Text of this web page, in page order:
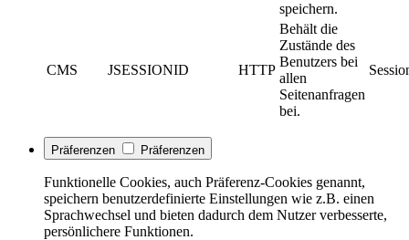
speichern.
CMS JSESSIONID HTTP
Behält die
Zustände des
Benutzers bei
allen
Seitenanfragen
bei.
Präferenzen Präferenzen
Funktionelle Cookies, auch Präferenz-Cookies genannt,
speichern benutzerdefinierte Einstellungen wie z.B. einen
Sprachwechsel und bieten dadurch dem Nutzer verbesserte,
persönlichere Funktionen.